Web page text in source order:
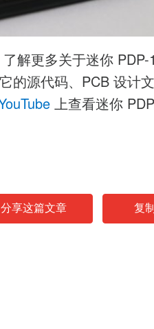
了解更多关于迷你 PDP-
的源代码、PCB 设计
上查看迷你
分享这篇文章 复